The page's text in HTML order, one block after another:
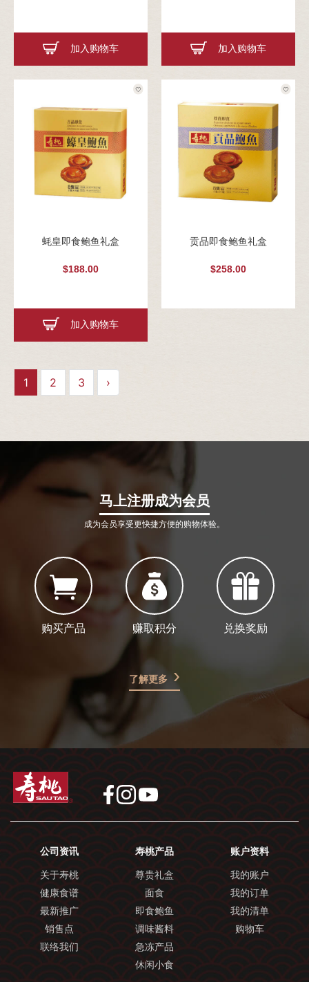
加入购物车 加入购物车
蚝皇即食鲍鱼礼盒
$188.00
加入购物车
贡品即食鲍鱼礼盒
$258.00
1 2 3 ›
马上注册成为会员
成为会员享受更快捷方便的购物体验。
购买产品 赚取积分 兑换奖励
了解更多
公司资讯
关于寿桃
健康食谱
最新推广
销售点
联络我们
寿桃产品
尊贵礼盒
面食
即食鲍鱼
调味酱料
急冻产品
休闲小食
账户资料
我的账户
我的订单
我的清单
购物车